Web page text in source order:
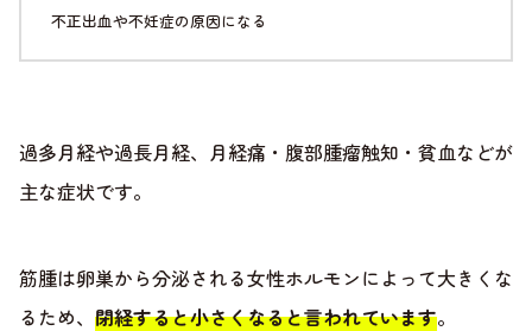
不正出血や不妊症の原因になる
過多月経や過長月経、月経痛・腹部腫瘤触知・貧血などが
主な症状です。
筋腫は卵巣から分泌される女性ホルモンによって大きくな
るため、 閉経すると小さくなると言われています。